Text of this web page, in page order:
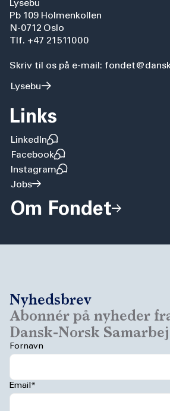
Lysebu
Pb 109 Holmenkollen
N-0712 Oslo
Tlf. +47 21511000
Skriv til os på e-mail:
Lysebu
Links
LinkedIn
Facebook
Instagram
Jobs
Om Fondet
Nyhedsbrev
Abonnér på nyheder
Dansk-Norsk
Fornavn
Email*